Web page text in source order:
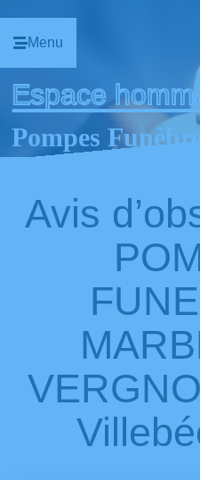
Menu
Espace
Pompes
Avis